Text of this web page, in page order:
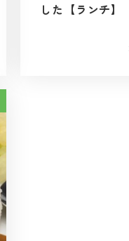
した【ランチ】